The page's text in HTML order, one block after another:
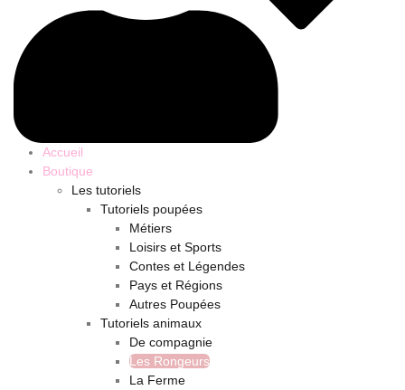
Accueil
Boutique
Les tutoriels
Tutoriels poupées
Métiers
Loisirs et Sports
Contes et Légendes
Pays et Régions
Autres Poupées
Tutoriels animaux
De compagnie
Les Rongeurs
La Ferme